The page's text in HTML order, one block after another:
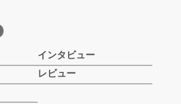
インタビュー
レビュー